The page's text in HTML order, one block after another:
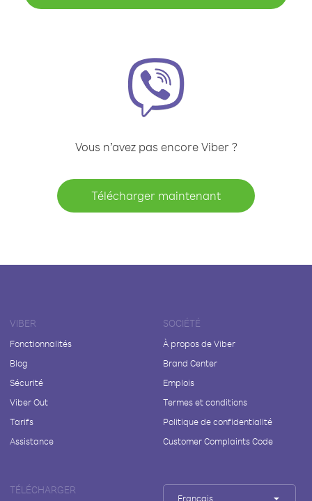
Vous n’avez pas encore Viber ?
Télécharger maintenant
VIBER
Fonctionnalités
Blog
Sécurité
Viber Out
Tarifs
Assistance
SOCIÉTÉ
À propos de Viber
Brand Center
Emplois
Termes et conditions
Politique de confidentialité
Customer Complaints Code
TÉLÉCHARGER
Français